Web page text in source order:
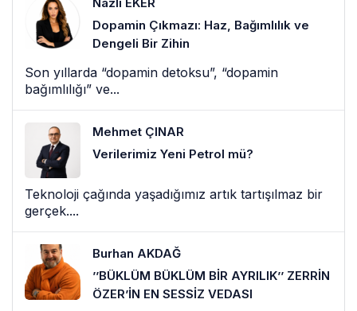
Dopamin Çıkmazı: Haz, Bağımlılık ve
Dengeli Bir Zihin
Son yıllarda “dopamin detoksu”, “dopamin
bağımlılığı” ve...
Mehmet ÇINAR
Verilerimiz Yeni Petrol mü?
Teknoloji çağında yaşadığımız artık tartışılmaz bir
gerçek....
Burhan AKDAĞ
’’BÜKLÜM BÜKLÜM BİR AYRILIK’’ ZERRİN
ÖZER’İN EN SESSİZ VEDASI